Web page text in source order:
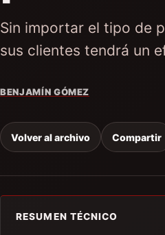
Sin importar el tipo de
sus clientes tendrá un
BENJAMÍN GÓMEZ
Volver al archivo Compartir
RESUMEN TÉCNICO